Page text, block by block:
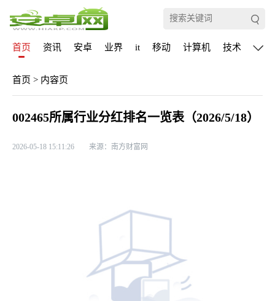
首页 资讯 安卓 业界 it 移动 计算机 技术 通信
首页 > 内容页
002465所属行业分红排名一览表（2026/5/18）
2026-05-18 15:11:26 来源：南方财富网